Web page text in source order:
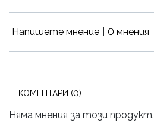
Напишете мнение 0 мнения
КОМЕНТАРИ (0)
Няма мнения за този продукт.